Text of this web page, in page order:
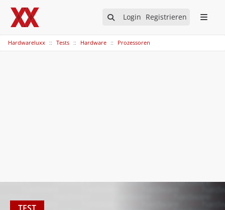
Login Registrieren
Hardwareluxx Tests Hardware Prozessoren